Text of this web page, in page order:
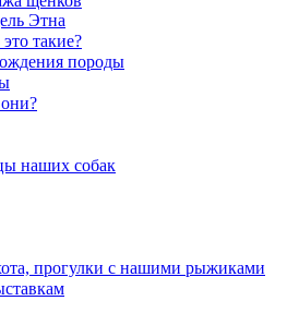
Этна
такие?
породы
наших собак
прогулки с нашими рыжиками